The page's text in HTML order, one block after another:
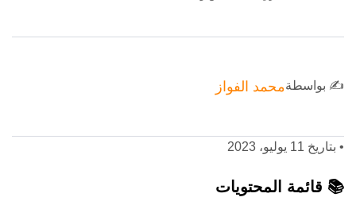
✍️ بواسطةمحمد الفواز
• بتاريخ 11 يوليو، 2023
📚 قائمة المحتويات